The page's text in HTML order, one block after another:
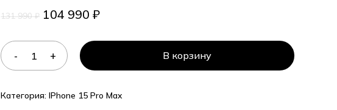
131 990₽ 104 990₽
В корзину
Категория:IPhone 15 Pro Max